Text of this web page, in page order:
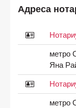
Адреса
метро
Яна
метро